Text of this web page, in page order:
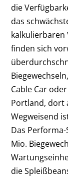
die
das
kalkulierbaren
finden sich
Cable Car
Portland, dort
Wegweisend
Das
Mio.
die